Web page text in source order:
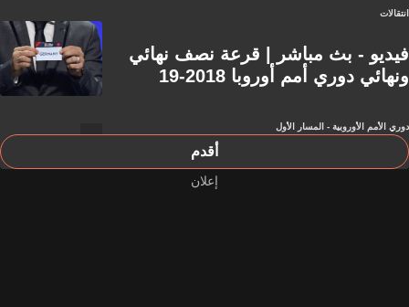
انتقالات
فيديو - بث مباشر | قرعة نصف نهائي
ونهائي دوري أمم أوروبا 2018-19
دوري الأمم الأوروبية - المسار الأول
أقدم